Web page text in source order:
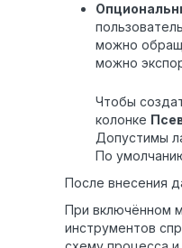
можно
можно
Чтобы
колонке
Допустимы
По
После внесения
При включённом
инструментов